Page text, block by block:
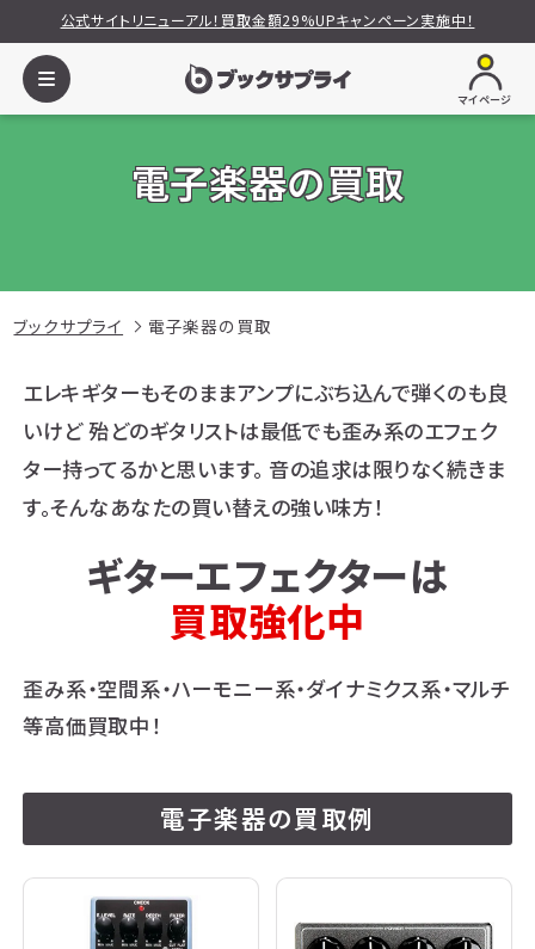
公式サイトリニューアル！買取金額29%UPキャンペーン実施中！
マイページ
電子楽器の買取
ブックサプライ 電子楽器の買取
エレキギターもそのままアンプにぶち込んで弾くのも良
いけど殆どのギタリストは最低でも歪み系のエフェク
ター持ってるかと思います。 音の追求は限りなく続きま
す。そんなあなたの買い替えの強い味方！
ギターエフェクターは
買取強化中
歪み系・空間系・ハーモニー系・ダイナミクス系・マルチ
等高価買取中！
電子楽器の買取例